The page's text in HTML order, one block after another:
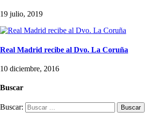
19 julio, 2019
Real Madrid recibe al Dvo. La Coruña
10 diciembre, 2016
Buscar
Buscar: